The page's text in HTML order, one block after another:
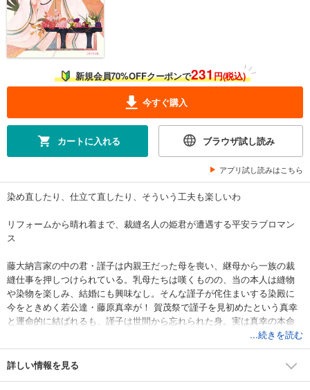
新規会員70%OFFクーポンで231円(税込)
今すぐ購入
カートに入れる ブラウザ試し読み
アプリ試し読みはこちら
染め直したり、仕立て直したり、そういう工夫も楽しいわ
リフォームから晴れ着まで、裁縫名人の姫君が遭遇する平安ラブロマン
ス
藤大納言家の中の君・謹子は内親王だった母を喪い、継母から一族の裁
縫仕事を押しつけられている。乳母たちは嘆くものの、当の本人は縫物
や染物を楽しみ、結婚にも興味なし。そんな謹子が侘住まいする染殿に
今をときめく若公達・藤原真幸が！ 賀茂祭で謹子を見初めたという真幸
と運命的に結ばれるも、謹子は世間から忘れられた身。実は真幸の本命
は異母妹の慈子だった!? 創る喜びと恋の成就を色鮮やかに描く物語。
藤ヶ咲・装画
...続きを読む
詳しい情報を見る